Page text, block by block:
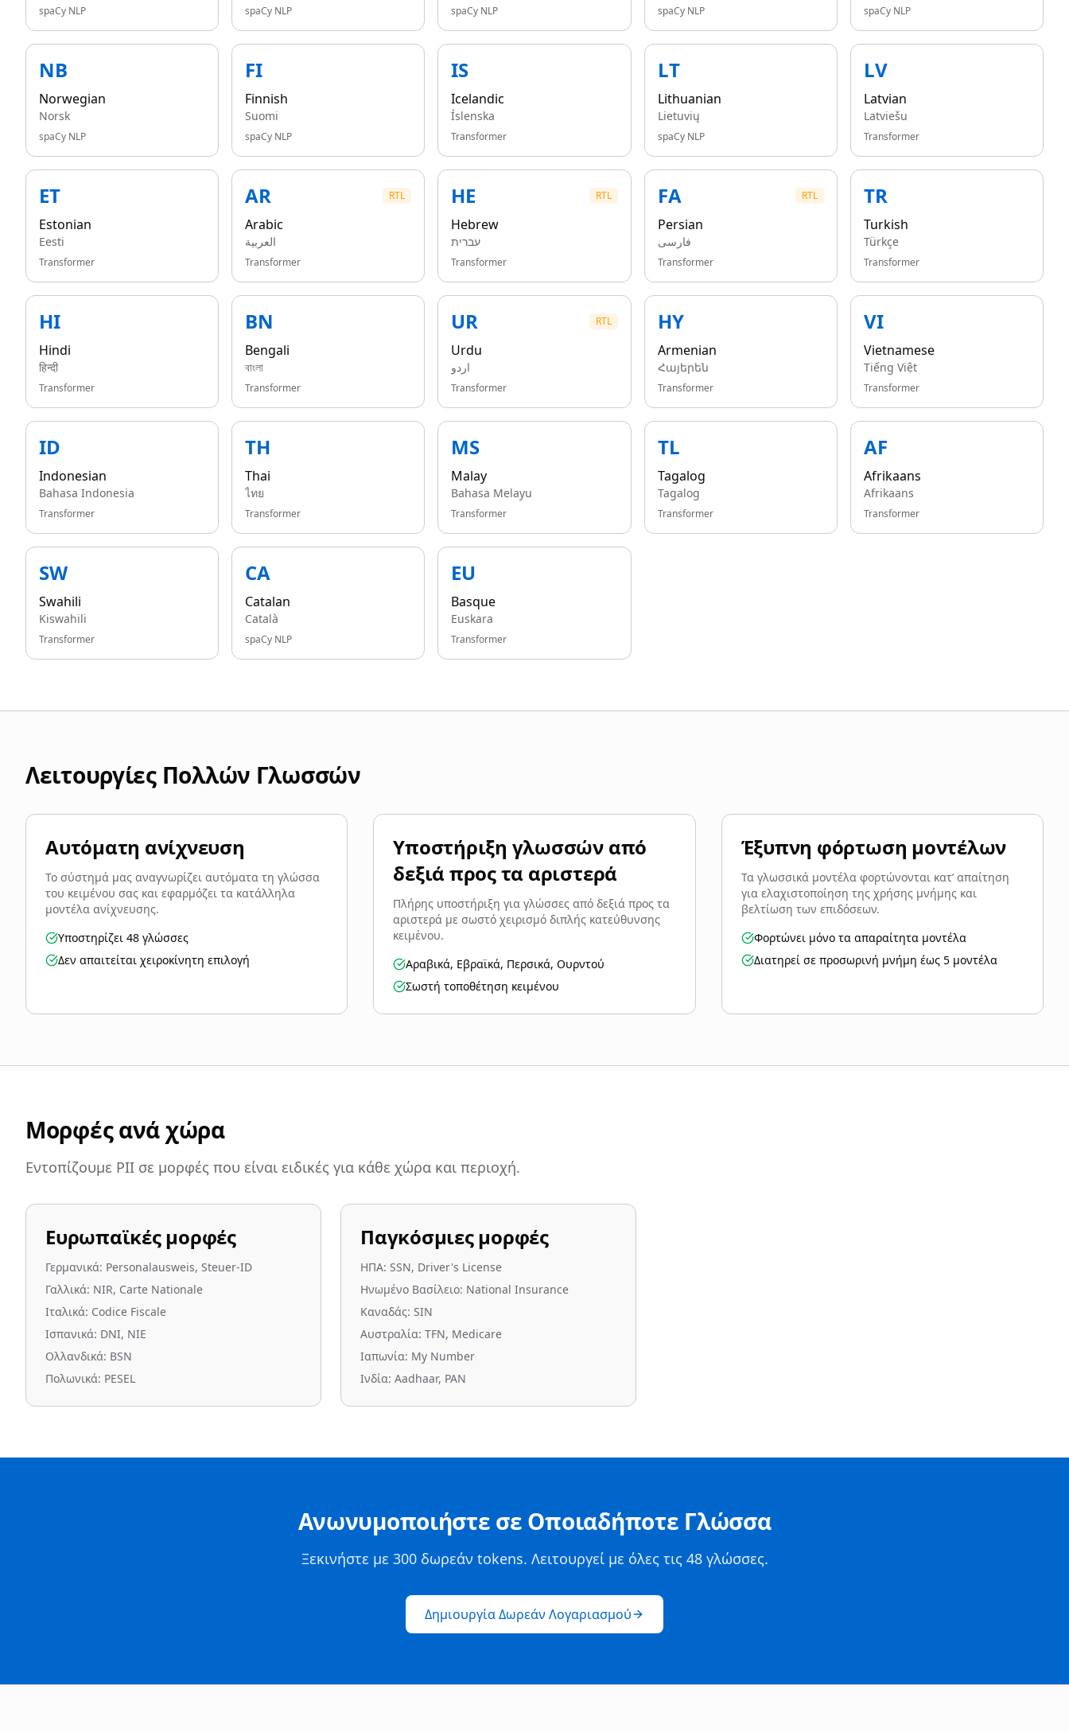
spaCy NLP spaCy NLP spaCy NLP spaCy NLP spaCy NLP
NB
Norwegian
Norsk
spaCy NLP
FI
Finnish
Suomi
spaCy NLP
IS
Icelandic
Íslenska
Transformer
LT
Lithuanian
Lietuvių
spaCy NLP
LV
Latvian
Latviešu
Transformer
ET
Estonian
Eesti
Transformer
AR RTL
Arabic
العربية
Transformer
HE RTL
Hebrew
עברית
Transformer
FA RTL
Persian
فارسی
Transformer
TR
Turkish
Türkçe
Transformer
HI
Hindi
हिन्दी
Transformer
BN
Bengali
বাংলা
Transformer
UR RTL
Urdu
اردو
Transformer
HY
Armenian
Հայերեն
Transformer
VI
Vietnamese
Tiếng Việt
Transformer
ID
Indonesian
Bahasa Indonesia
Transformer
TH
Thai
ไทย
Transformer
MS
Malay
Bahasa Melayu
Transformer
TL
Tagalog
Tagalog
Transformer
AF
Afrikaans
Afrikaans
Transformer
SW
Swahili
Kiswahili
Transformer
CA
Catalan
Català
spaCy NLP
EU
Basque
Euskara
Transformer
Λειτουργίες Πολλών Γλωσσών
Αυτόματη ανίχνευση
Το σύστημά μας αναγνωρίζει αυτόματα τη γλώσσα
του κειμένου σας και εφαρμόζει τα κατάλληλα
μοντέλα ανίχνευσης.
Υποστηρίζει 48 γλώσσες
Δεν απαιτείται χειροκίνητη επιλογή
Υποστήριξη γλωσσών από
δεξιά προς τα αριστερά
Πλήρης υποστήριξη για γλώσσες από δεξιά προς τα
αριστερά με σωστό χειρισμό διπλής κατεύθυνσης
κειμένου.
Αραβικά, Εβραϊκά, Περσικά, Ουρντού
Σωστή τοποθέτηση κειμένου
Έξυπνη φόρτωση μοντέλων
Τα γλωσσικά μοντέλα φορτώνονται κατ’ απαίτηση
για ελαχιστοποίηση της χρήσης μνήμης και
βελτίωση των επιδόσεων.
Φορτώνει μόνο τα απαραίτητα μοντέλα
Διατηρεί σε προσωρινή μνήμη έως 5 μοντέλα
Μορφές ανά χώρα
Εντοπίζουμε PII σε μορφές που είναι ειδικές για κάθε χώρα και περιοχή.
Ευρωπαϊκές μορφές
Γερμανικά: Personalausweis, Steuer-ID
Γαλλικά: NIR, Carte Nationale
Ιταλικά: Codice Fiscale
Ισπανικά: DNI, NIE
Ολλανδικά: BSN
Πολωνικά: PESEL
Παγκόσμιες μορφές
ΗΠΑ: SSN, Driver's License
Ηνωμένο Βασίλειο: National Insurance
Καναδάς: SIN
Αυστραλία: TFN, Medicare
Ιαπωνία: My Number
Ινδία: Aadhaar, PAN
Ανωνυμοποιήστε σε Οποιαδήποτε Γλώσσα
Ξεκινήστε με 300 δωρεάν tokens. Λειτουργεί με όλες τις 48 γλώσσες.
Δημιουργία Δωρεάν Λογαριασμού